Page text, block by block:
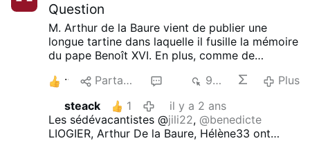
Question
M. Arthur de la Baure vient de publier une
longue tartine dans laquelle il fusille la mémoire
du pape Benoît XVI. En plus, comme de
réponses. Pensez-vous que ce comportement
soit correct ?
1 Partager 986
Plus
steack
1
il y a 2 ans
Les sédévacantistes @jili22, @benedicte
LIOGIER, Arthur De la Baure, Hélène33 ont